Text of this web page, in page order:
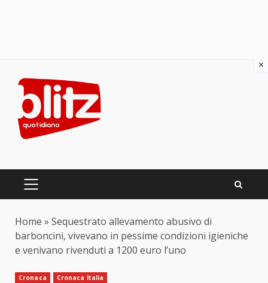
content
PRIMARY
Home » Sequestrato allevamento abusivo di
barboncini, vivevano in pessime condizioni igieniche
e venivano rivenduti a 1200 euro l’uno
Cronaca Cronaca Italia
×